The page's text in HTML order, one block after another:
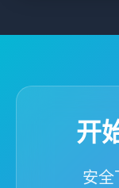
开
安全